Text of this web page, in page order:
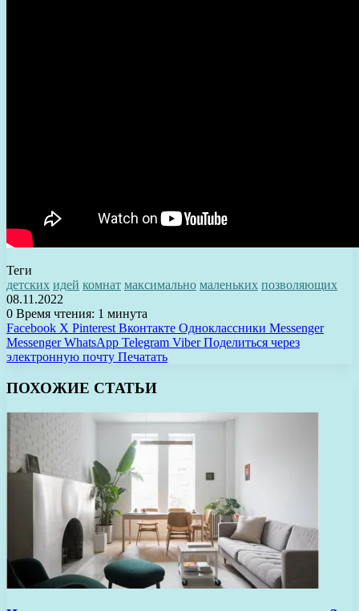
Теги
детских идей комнат максимально маленьких позволяющих
08.11.2022
0 Время чтения: 1 минута
Facebook X Pinterest Вконтакте Одноклассники Messenger
Messenger WhatsApp Telegram Viber Поделиться через
электронную почту Печатать
ПОХОЖИЕ СТАТЬИ